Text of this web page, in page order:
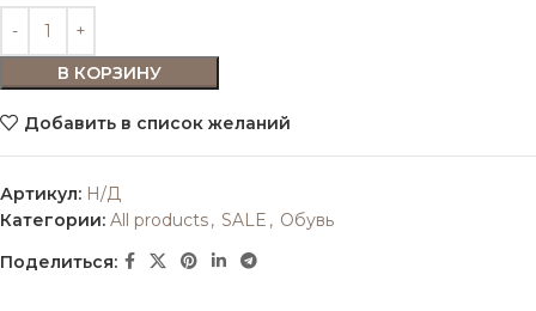
В КОРЗИНУ
Добавить в список желаний
Артикул: Н/Д
Категории: All products, SALE , Обувь
Поделиться: